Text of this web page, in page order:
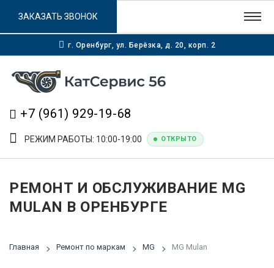
г. Оренбург, ул. Берёзка, д. 20, корп. 2
+7 (961) 929-19-68
РЕЖИМ РАБОТЫ: 10:00-19:00 ОТКРЫТО
ЗАКАЗАТЬ ЗВОНОК
РЕМОНТ И ОБСЛУЖИВАНИЕ MG
MULAN В ОРЕНБУРГЕ
Главная Ремонт по маркам MG MG Mulan